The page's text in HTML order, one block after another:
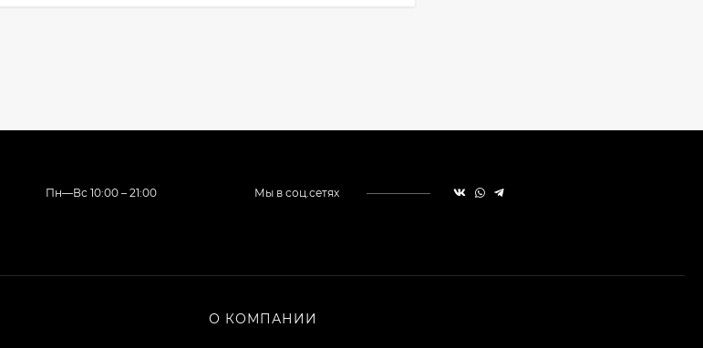
Пн—Вс 10:00 – 21:00 Мы в соц.сетях
О КОМПАНИИ